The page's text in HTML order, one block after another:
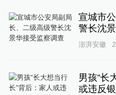
宣城市
警长沈
澎湃安徽
男孩“长
或违反